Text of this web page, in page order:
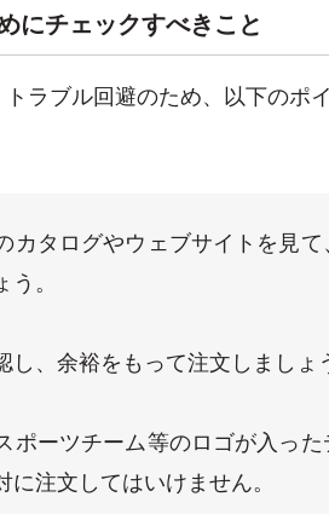
にチェックすべきこと
ラブル回避のため、以下のポ
カタログやウェブサイトを見
。
し、余裕をもって注文しましょ
ポーツチーム等のロゴが入っ
注文してはいけません。